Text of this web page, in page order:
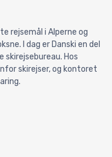
rejsemål i Alperne og
I dag er Danski en del
Hos
skirejser, og kontoret